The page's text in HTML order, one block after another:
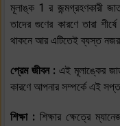
মূলাঙ্ক 1 র জন্মগ্রহণকারী
তাদের গুণের কারণে তারা
থাকনে আর এটিতেই ব্যস্ত
প্রেম জীবন : এই মূলাঙ্কের
কারণে আপনার সম্পর্কে এই
শিক্ষা :শিক্ষার ক্ষেত্রে